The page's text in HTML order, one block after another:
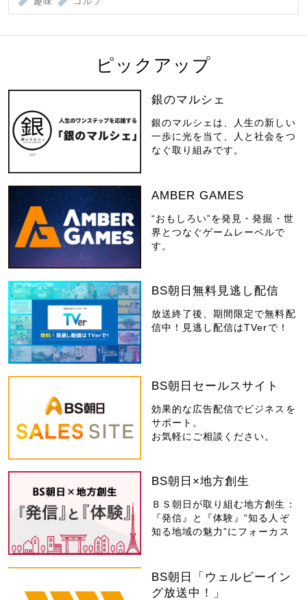
ピックアップ
銀のマルシェ
銀のマルシェは、人生の新しい
一歩に光を当て、人と社会をつ
なぐ取り組みです。
AMBER GAMES
“おもしろい”を発見・発掘・世
界とつなぐゲームレーベルで
す。
BS朝日無料見逃し配信
放送終了後、期間限定で無料配
信中！見逃し配信はTVerで！
BS朝日セールスサイト
効果的な広告配信でビジネスを
サポート。
お気軽にご相談ください。
BS朝日×地方創生
ＢＳ朝日が取り組む地方創生：
『発信』と『体験』“知る人ぞ
知る地域の魅力”にフォーカス
BS朝日「ウェルビーイン
グ放送中！」